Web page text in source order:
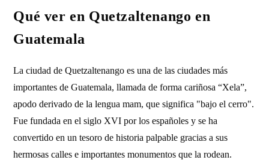
Qué ver en Quetzaltenango en
Guatemala
La ciudad de Quetzaltenango es una de las ciudades más
importantes de Guatemala, llamada de forma cariñosa “Xela”,
apodo derivado de la lengua mam, que significa "bajo el cerro".
Fue fundada en el siglo XVI por los españoles y se ha
convertido en un tesoro de historia palpable gracias a sus
hermosas calles e importantes monumentos que la rodean.